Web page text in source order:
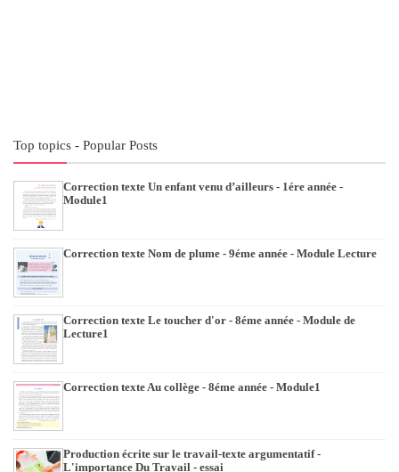
Top topics - Popular Posts
Correction texte Un enfant venu d’ailleurs - 1ére année -
Module1
Correction texte Nom de plume - 9éme année - Module Lecture
Correction texte Le toucher d'or - 8éme année - Module de
Lecture1
Correction texte Au collège - 8éme année - Module1
Production écrite sur le travail-texte argumentatif -
L'importance Du Travail - essai